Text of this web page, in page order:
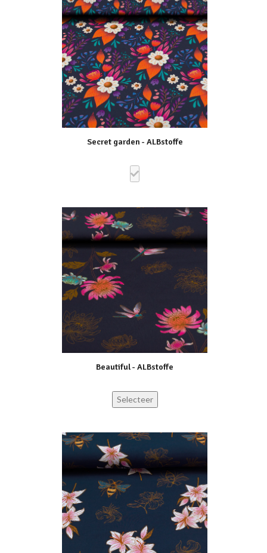
Secret garden - ALBstoffe
Beautiful - ALBstoffe
Selecteer